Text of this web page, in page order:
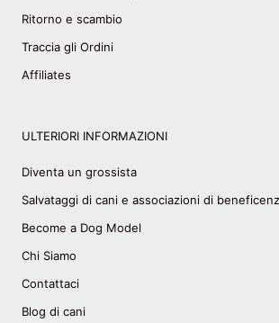
Ritorno e scambio
Traccia gli Ordini
Affiliates
ULTERIORI INFORMAZIONI
Diventa un grossista
Salvataggi di cani e associazioni di
Become a Dog Model
Chi Siamo
Contattaci
Blog di cani